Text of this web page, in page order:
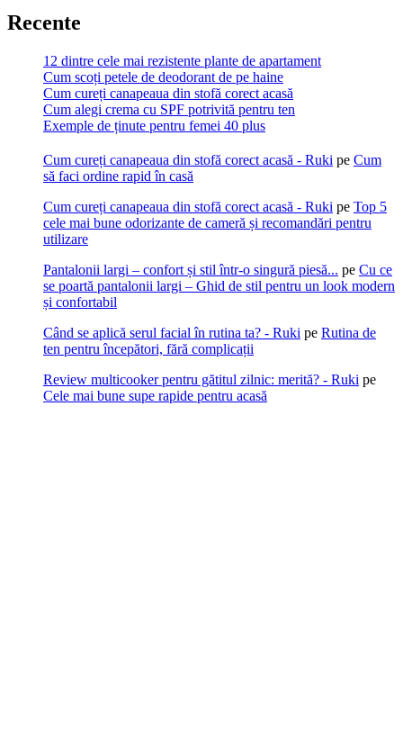
Recente
12 dintre cele mai rezistente plante de apartament
Cum scoți petele de deodorant de pe haine
Cum cureți canapeaua din stofă corect acasă
Cum alegi crema cu SPF potrivită pentru ten
Exemple de ținute pentru femei 40 plus
Cum cureți canapeaua din stofă corect acasă - Ruki pe Cum
să faci ordine rapid în casă
Cum cureți canapeaua din stofă corect acasă - Ruki pe Top 5
cele mai bune odorizante de cameră și recomandări pentru
utilizare
Pantalonii largi – confort și stil într-o singură piesă... pe Cu ce
se poartă pantalonii largi – Ghid de stil pentru un look modern
și confortabil
Când se aplică serul facial în rutina ta? - Ruki pe Rutina de
ten pentru începători, fără complicații
Review multicooker pentru gătitul zilnic: merită? - Ruki pe
Cele mai bune supe rapide pentru acasă